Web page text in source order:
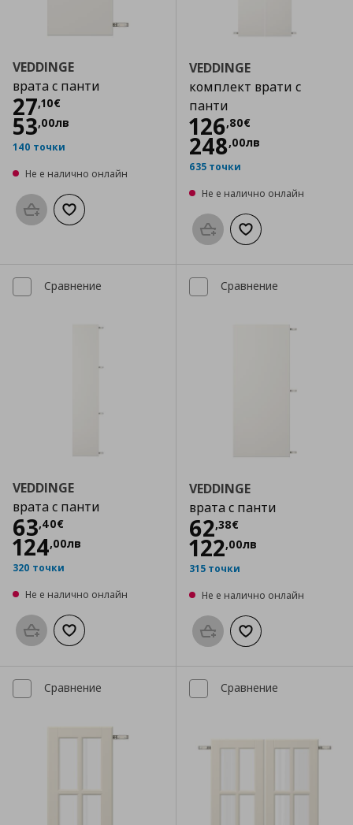
VEDDINGE
врата с панти
27,10€
Цена
53,00лв
140 точки
Не е налично онлайн
Προσθήκη στο καλάθι
Добави към списъка с любими
VEDDINGE
комплект врати с
панти
126,80€
Цена
248,00лв
635 точки
Не е налично онлайн
Προσθήκη στο καλάθι
Добави към
Сравнение
VEDDINGE
врата с панти
63,40€
Цена
124,00лв
320 точки
Не е налично онлайн
Προσθήκη στο καλάθι
Добави към списъка с любими
Сравнение
VEDDINGE
врата с панти
62,38€
Цена
122,00лв
315 точки
Не е налично онлайн
Προσθήκη στο καλάθι
Добави към
Сравнение Сравнение